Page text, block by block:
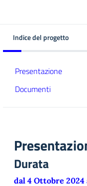
Indice del progetto
Presentazione
Documenti
Durata
dal 4 Ottobre